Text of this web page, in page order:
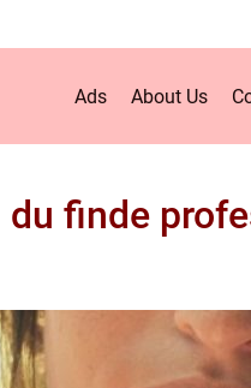
Ads About Us
du finde